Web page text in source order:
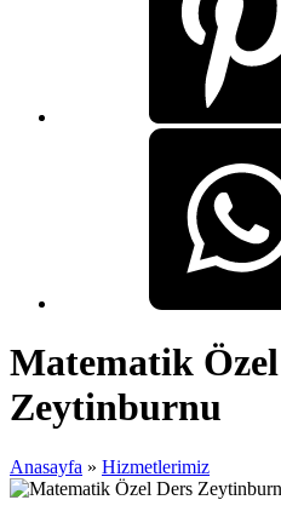
Matematik
Zeytinburnu
Anasayfa » Hizmetlerimiz